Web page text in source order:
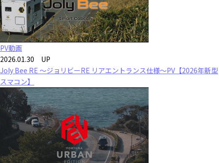
PV動画
2026.01.30 UP
Joly Bee RE ～ジョリビーRE リアエントランス仕様～PV【2026年新型
スマコン】